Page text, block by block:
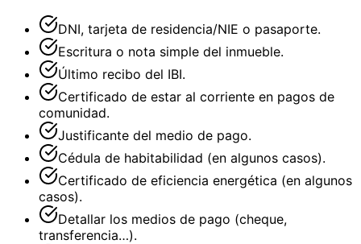
DNI, tarjeta de residencia/NIE o pasaporte.
Escritura o nota simple del inmueble.
Último recibo del IBI.
Certificado de estar al corriente en pagos de
comunidad.
Justificante del medio de pago.
Cédula de habitabilidad (en algunos casos).
Certificado de eficiencia energética (en algunos
casos).
Detallar los medios de pago (cheque,
transferencia…).